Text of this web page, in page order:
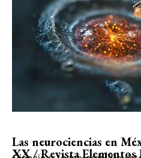
Las neurociencias en
XX / Revista Elementos